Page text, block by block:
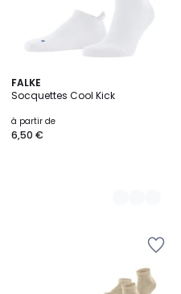
FALKE
Socquettes Cool Kick
à partir de
6,50 €
11
Couleurs